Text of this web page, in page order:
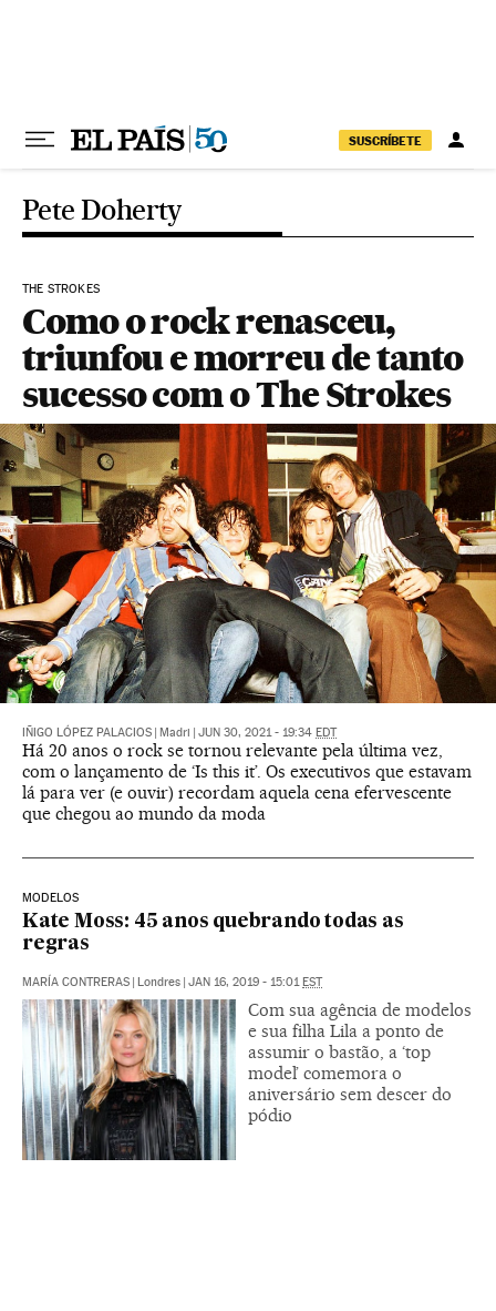
SUSCRÍBETE
Pete Doherty
THE STROKES
Como o rock renasceu,
triunfou e morreu de tanto
sucesso com o The Strokes
IÑIGO LÓPEZ PALACIOS Madri JUN 30, 2021 - 19:34 EDT
Há 20 anos o rock se tornou relevante pela última vez,
com o lançamento de ‘Is this it’. Os executivos que estavam
lá para ver (e ouvir) recordam aquela cena efervescente
que chegou ao mundo da moda
MODELOS
Kate Moss: 45 anos quebrando todas as
regras
MARÍA CONTRERAS Londres JAN 16, 2019 - 15:01 EST
Com sua agência de modelos
e sua filha Lila a ponto de
assumir o bastão, a ‘top
model’ comemora o
aniversário sem descer do
pódio